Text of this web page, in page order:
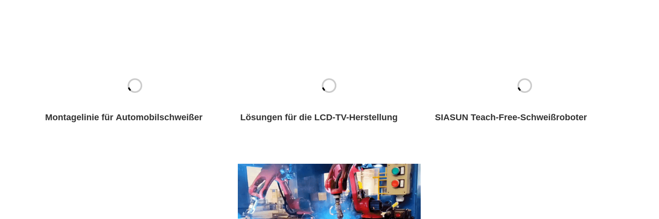
Montagelinie für Automobilschweißer Lösungen für die LCD-TV-Herstellung SIASUN Teach-Free-Schweißroboter